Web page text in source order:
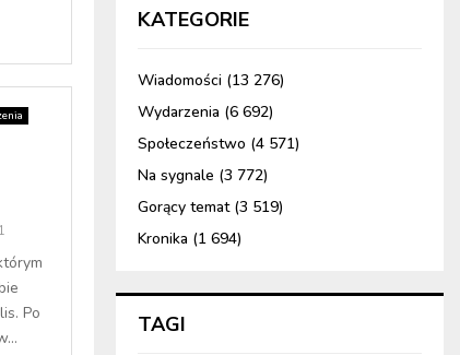
Po
KATEGORIE
Wiadomości (13 276)
Wydarzenia (6 692)
Społeczeństwo (4 571)
Na sygnale (3 772)
Gorący temat(3 519)
Kronika (1 694)
TAGI